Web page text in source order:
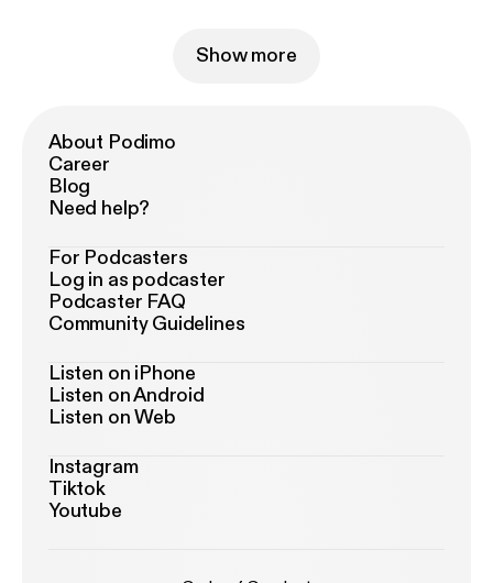
Show more
About Podimo
Career
Blog
Need help?
For Podcasters
Log in as podcaster
Podcaster FAQ
Community Guidelines
Listen on iPhone
Listen on Android
Listen on Web
Instagram
Tiktok
Youtube